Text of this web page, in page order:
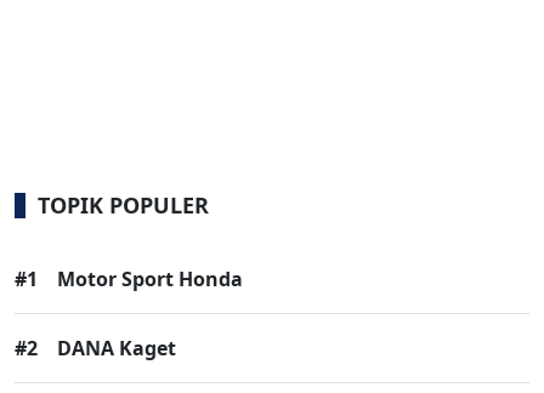
TOPIK POPULER
#1 Motor Sport Honda
#2 DANA Kaget